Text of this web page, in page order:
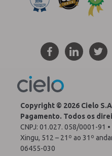
Copyright © 2026 Cielo
Pagamento. Todos os
CNPJ: 01.027. 058/0001-91
Xingu, 512 – 21º ao 31º
06455-030